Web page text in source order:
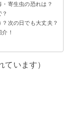
寄生虫の恐れは？
はない
次の日でも大丈夫？
！
ています）